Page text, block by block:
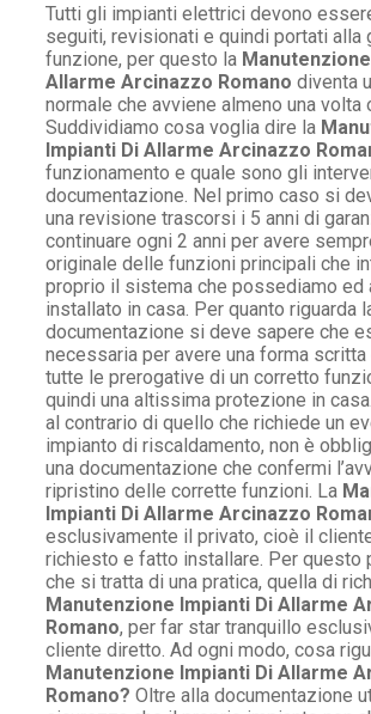
Tutti gli impianti elettrici devono
seguiti, revisionati e quindi portati alla
funzione, per questo la
Allarme Arcinazzo Romano diventa
normale che avviene almeno una volta
Suddividiamo cosa voglia dire la
Impianti Di Allarme Arcinazzo
funzionamento e quale sono gli
documentazione. Nel primo caso si
una revisione trascorsi i 5 anni di
continuare ogni 2 anni per avere
originale delle funzioni principali che
proprio il sistema che possediamo ed
installato in casa. Per quanto riguarda
documentazione si deve sapere che
necessaria per avere una forma
tutte le prerogative di un corretto
quindi una altissima protezione in
al contrario di quello che richiede un
impianto di riscaldamento, non è
una documentazione che confermi
ripristino delle corrette funzioni. La
Impianti Di Allarme Arcinazzo
esclusivamente il privato, cioè il
richiesto e fatto installare. Per questo
che si tratta di una pratica, quella di
Manutenzione Impianti Di Allarme
Romano, per far star tranquillo
cliente diretto. Ad ogni modo, cosa
Manutenzione Impianti Di Allarme
Romano? Oltre alla documentazione